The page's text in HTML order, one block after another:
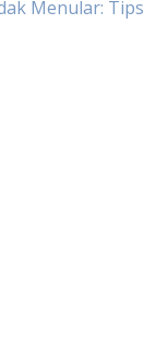
Menular: Tips